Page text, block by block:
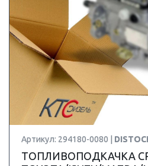
Артикул: 294180-0080 |
ТОПЛИВОПОДКАЧКА